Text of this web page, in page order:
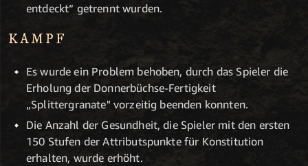
entdeckt“ getrennt wurden.
KAMPF
Es wurde ein Problem behoben, durch das Spieler die
Erholung der Donnerbüchse-Fertigkeit
„Splittergranate" vorzeitig beenden konnten.
Die Anzahl der Gesundheit, die Spieler mit den ersten
150 Stufen der Attributspunkte für Konstitution
erhalten, wurde erhöht.